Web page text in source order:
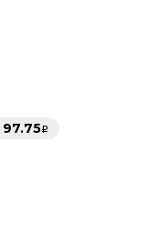
97.75